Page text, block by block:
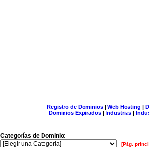
Registro de Dominios| Web Hosting |
Dominios Expirados | Industrias |
Categorías de Dominio:
[Pág.